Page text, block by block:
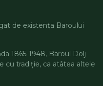
de existența Baroului
1865-1948, Baroul Dolj
cu tradiție, ca atâtea altele